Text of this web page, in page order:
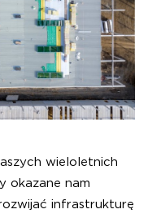
wieloletnich
okazane nam
infrastrukturę